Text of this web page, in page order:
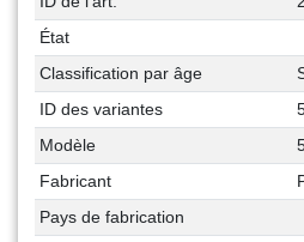
État
Classification par âge
ID des variantes
Modèle
Fabricant
Pays de fabrication